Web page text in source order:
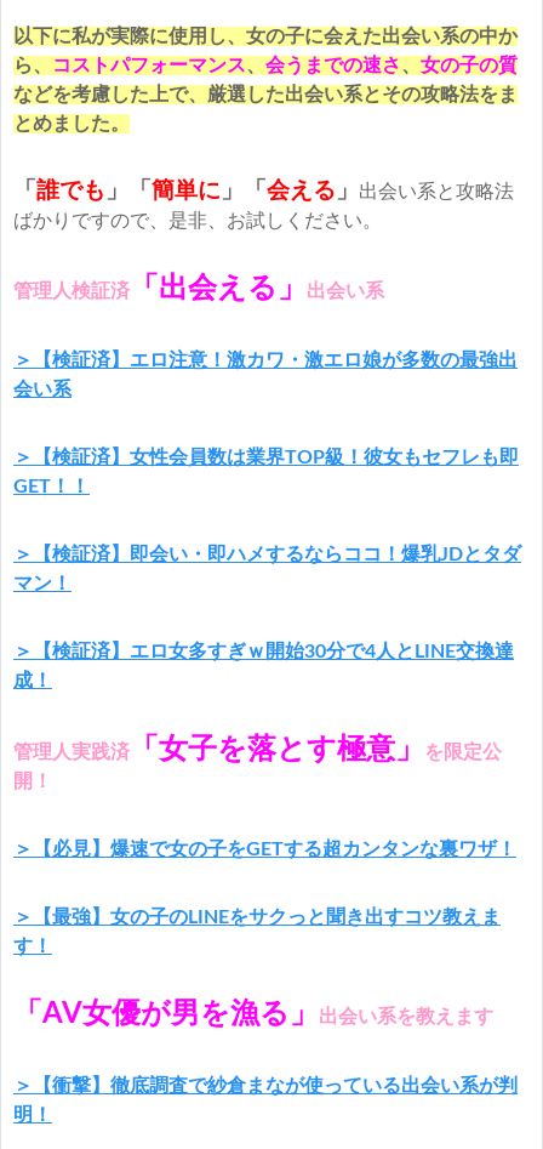
以下に私が実際に使用し、女の子に会えた出会い系の中か
ら、
コストパフォーマンス、 会うまでの速さ、 女の子の質
などを考慮した上で、厳選した出会い系とその攻略法をま
とめました。
「 誰でも 」「 簡単に 」 「 会える 」
出会い系と攻略法
ばかりですので、是非、お試しください。
管理人検証済 「出会える」 出会い系
＞【検証済】エロ注意！激カワ・激エロ娘が多数の最強出
会い系
＞【検証済】女性会員数は業界TOP級！彼女もセフレも即
GET！！
＞【検証済】即会い・即ハメするならココ！爆乳JDとタダ
マン！
＞【検証済】エロ女多すぎｗ開始30分で4人とLINE交換達
成！
管理人実践済 「女子を落とす極意」
を限定公
開！
＞【必見】爆速で女の子をGETする超カンタンな裏ワザ！
＞【最強】女の子のLINEをサクっと聞き出すコツ教えま
す！
「AV女優が男を漁る」 出会い系を教えます
＞【衝撃】徹底調査で紗倉まなが使っている出会い系が判
明！